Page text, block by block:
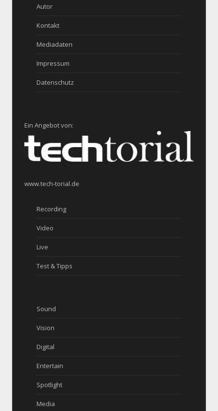
Autor
Kontakt
Mediadaten
Impressum
Datenschutz
Ein Angebot von:
www.tech-torial.de
Recording
Video
Live
Test & Tipps
Sound
Vision
Digital
Entertain
Spotlight
Media